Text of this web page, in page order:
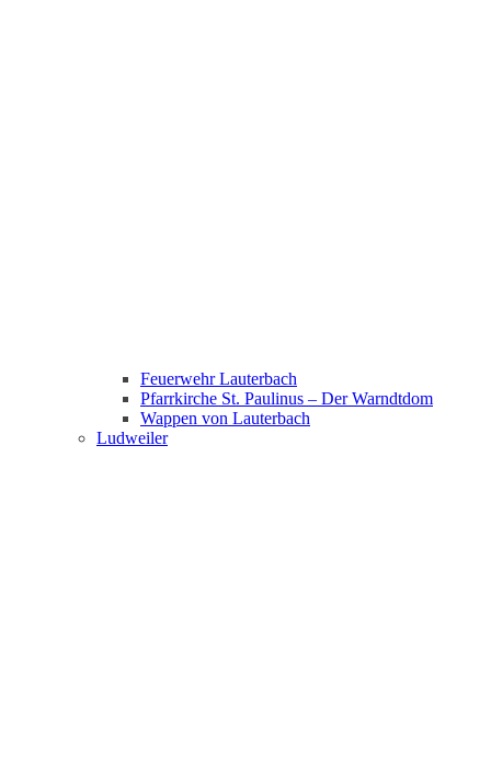
Feuerwehr Lauterbach
Pfarrkirche St. Paulinus – Der Warndtdom
Wappen von Lauterbach
Ludweiler